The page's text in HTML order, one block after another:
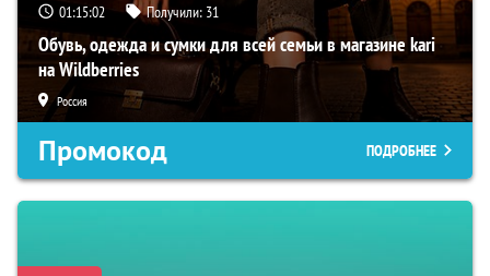
01:15:01 Получили: 31
Обувь, одежда и сумки для всей семьи в магазине kari
на Wildberries
Россия
Промокод ПОДРОБНЕЕ